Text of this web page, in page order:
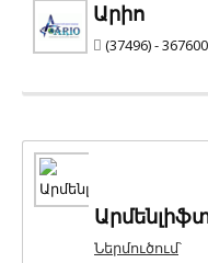
Արիո
(37496) - 367600
Ներմուծում՝